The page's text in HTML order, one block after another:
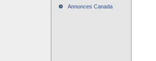
Annonces Canada